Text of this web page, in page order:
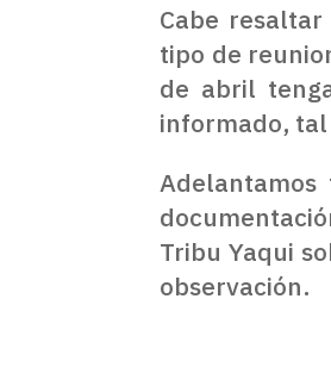
Cabe
tipo de
de abril
informado, tal
Tribu Yaqui
observación.